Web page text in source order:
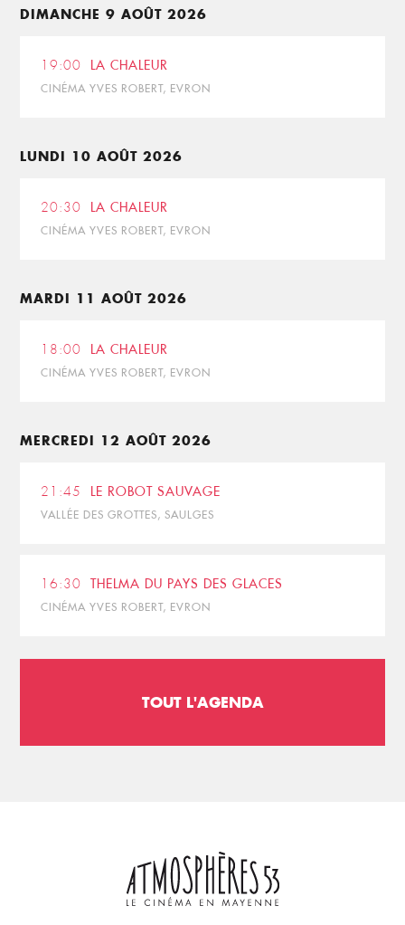
DIMANCHE 9 AOÛT 2026
19:00 LA CHALEUR
CINÉMA YVES ROBERT, EVRON
LUNDI 10 AOÛT 2026
20:30 LA CHALEUR
CINÉMA YVES ROBERT, EVRON
MARDI 11 AOÛT 2026
18:00 LA CHALEUR
CINÉMA YVES ROBERT, EVRON
MERCREDI 12 AOÛT 2026
21:45 LE ROBOT SAUVAGE
VALLÉE DES GROTTES, SAULGES
16:30 THELMA DU PAYS DES GLACES
CINÉMA YVES ROBERT, EVRON
TOUT L'AGENDA